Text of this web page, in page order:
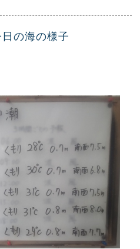
の海の様子